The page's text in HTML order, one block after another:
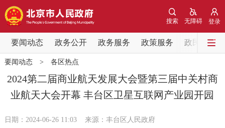
登录
无障碍
搜索
要闻动态 政务公开 政务服务 政策服务 政民互动
要闻动态
党中央精神
北京要闻 会议信息 部门动态
要闻动态> 各区热点
2024第二届商业航天发展大会暨第三届中关村商
业航天大会开幕 丰台区卫星互联网产业园开园
日期：2024-06-26 11:03 来源：丰台区人民政府